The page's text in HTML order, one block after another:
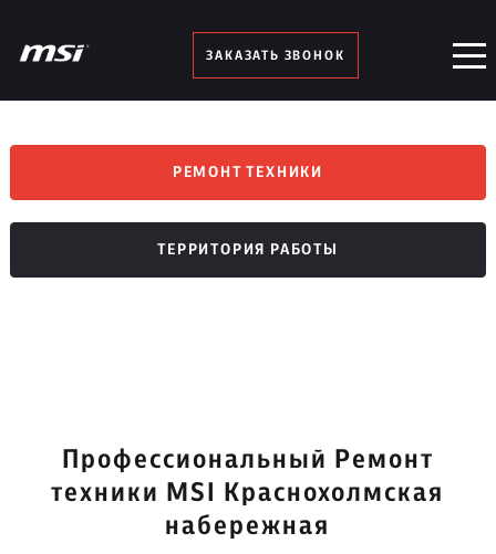
ЗАКАЗАТЬ ЗВОНОК
РЕМОНТ ТЕХНИКИ
ТЕРРИТОРИЯ РАБОТЫ
Профессиональный Ремонт
техники MSI Краснохолмская
набережная